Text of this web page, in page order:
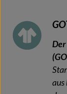
aus